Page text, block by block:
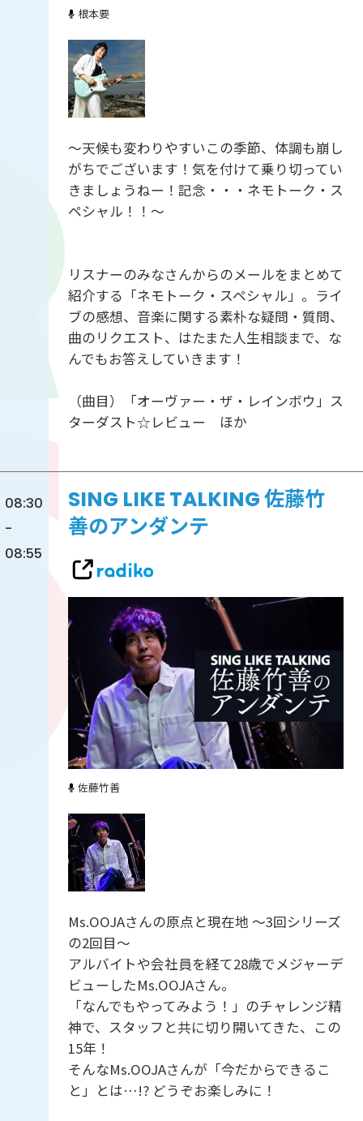
根本要
～天候も変わりやすいこの季節、体調も崩し
がちでございます！気を付けて乗り切ってい
きましょうねー！記念・・・ネモトーク・ス
ペシャル！！～
リスナーのみなさんからのメールをまとめて
紹介する「ネモトーク・スペシャル」。ライ
ブの感想、音楽に関する素朴な疑問・質問、
曲のリクエスト、はたまた人生相談まで、な
んでもお答えしていきます！
（曲目）「オーヴァー・ザ・レインボウ」ス
ターダスト☆レビュー ほか
08:30
-
08:55
SING LIKE TALKING 佐藤竹
善のアンダンテ
佐藤竹善
Ms.OOJAさんの原点と現在地 〜3回シリーズ
の2回目〜
アルバイトや会社員を経て28歳でメジャーデ
ビューしたMs.OOJAさん。
「なんでもやってみよう！」のチャレンジ精
神で、スタッフと共に切り開いてきた、この
15年！
そんなMs.OOJAさんが「今だからできるこ
と」とは…!? どうぞお楽しみに！